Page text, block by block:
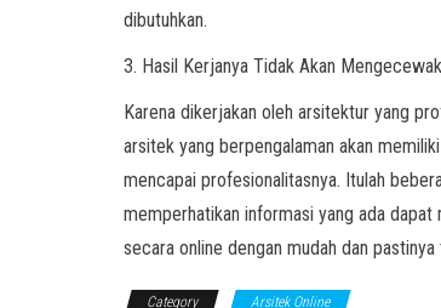
dibutuhkan.
3. Hasil Kerjanya Tidak Akan
Karena dikerjakan oleh arsitektur yang
arsitek yang berpengalaman akan
mencapai profesionalitasnya. Itulah
memperhatikan informasi yang ada
secara online dengan mudah dan
Category Arsitek Online